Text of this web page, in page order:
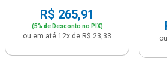
R$ 265,91
(5% de Desconto no PIX)
ou em até 12x de R$ 23,33